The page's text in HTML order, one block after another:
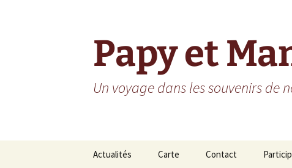
Papy et
Un voyage dans les souvenirs de
Actualités Carte Contact